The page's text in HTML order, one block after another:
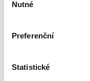
souhlasu
Nutné
Preferenční
Statistické